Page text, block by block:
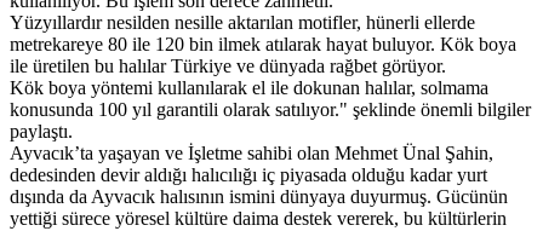
Yüzyıllardır nesilden nesille aktarılan motifler, hünerli ellerde
metrekareye 80 ile 120 bin ilmek atılarak hayat buluyor. Kök boya
ile üretilen bu halılar Türkiye ve dünyada rağbet görüyor.
Kök boya yöntemi kullanılarak el ile dokunan halılar, solmama
konusunda 100 yıl garantili olarak satılıyor." şeklinde önemli bilgiler
paylaştı.
Ayvacık’ta yaşayan ve İşletme sahibi olan Mehmet Ünal Şahin,
dedesinden devir aldığı halıcılığı iç piyasada olduğu kadar yurt
dışında da Ayvacık halısının ismini dünyaya duyurmuş. Gücünün
yettiği sürece yöresel kültüre daima destek vererek, bu kültürlerin